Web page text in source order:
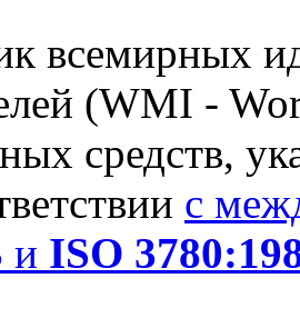
всемирных
(WMI -
средств,
с
и ISO